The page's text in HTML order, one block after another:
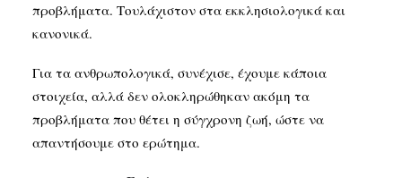
προβλήματα. Τουλάχιστον στα εκκλησιολογικά και
κανονικά.
Για τα ανθρωπολογικά, συνέχισε, έχουμε κάποια
στοιχεία, αλλά δεν ολοκληρώθηκαν ακόμη τα
προβλήματα που θέτει η σύγχρονη ζωή, ώστε να
απαντήσουμε στο ερώτημα.